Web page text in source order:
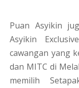
Puan Asyikin
Asyikin
cawangan yang
dan MITC di
memilih